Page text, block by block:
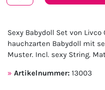
Sexy Babydoll Set von
hauchzarten Babydoll mit
Muster. Incl. sexy String.
Artikelnummer: 13003